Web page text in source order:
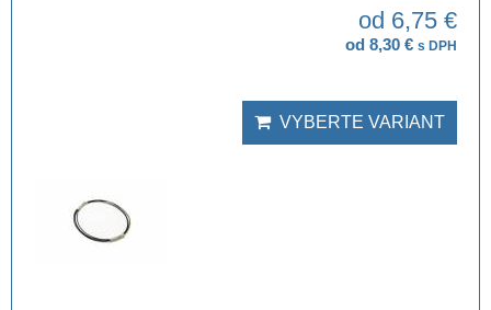
od 6,75 €
od 8,30 € s DPH
VYBERTE VARIANT